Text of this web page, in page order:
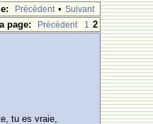
Prècèdent • Suivant
page: Prècèdent 1 2
tu es vraie,